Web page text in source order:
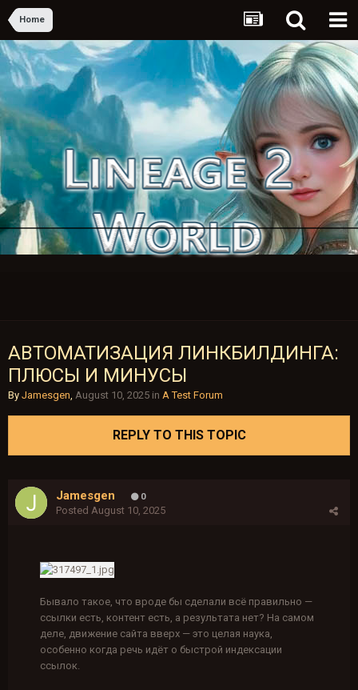
Home
АВТОМАТИЗАЦИЯ ЛИНКБИЛДИНГА:
ПЛЮСЫ И МИНУСЫ
By Jamesgen, August 10, 2025 in A Test Forum
REPLY TO THIS TOPIC
Jamesgen 0
Posted August 10, 2025
Бывало такое, что вроде бы сделали всё правильно —
ссылки есть, контент есть, а результата нет? На самом
деле, движение сайта вверх — это целая наука,
особенно когда речь идёт о быстрой индексации
ссылок.